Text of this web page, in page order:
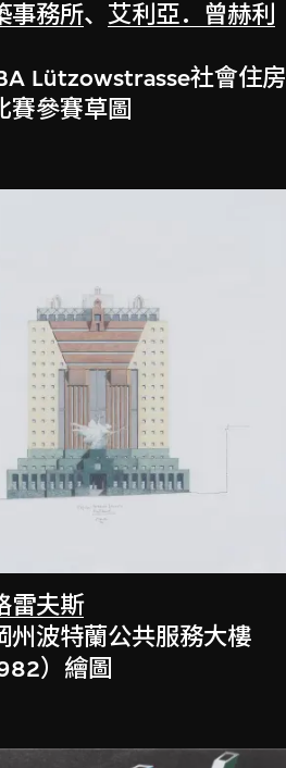
事務所、艾利亞．曾赫利
Lützowstrasse社會住房
賽參賽草圖
雷夫斯
州波特蘭公共服務大樓
）繪圖